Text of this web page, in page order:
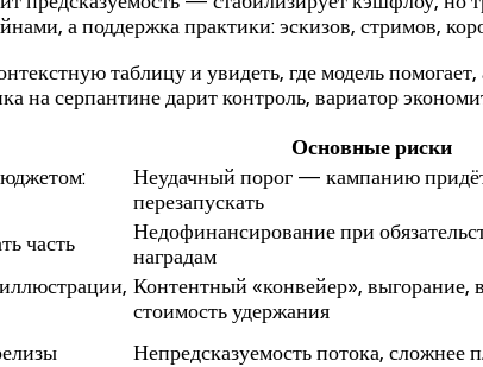
а поддержка практики: эскизов, стримов,
таблицу и увидеть, где модель помогает,
на серпантине дарит контроль, вариатор
Основные риски
Неудачный порог — кампанию
перезапускать
часть
Недофинансирование при
наградам
Контентный «конвейер», выгорание,
стоимость удержания
Непредсказуемость потока, сложнее